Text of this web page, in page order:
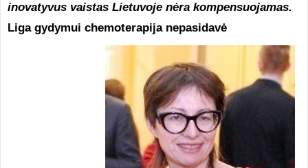
inovatyvus vaistas Lietuvoje nėra kompensuojamas.
Liga gydymui chemoterapija nepasidavė